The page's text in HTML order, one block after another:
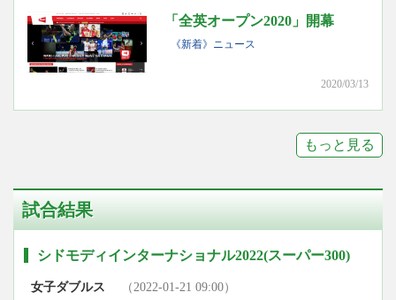
「全英オープン2020」開幕
《新着》ニュース
2020/03/13
もっと見る
試合結果
シドモディインターナショナル2022(スーパー300)
女子ダブルス （2022-01-21 09:00）